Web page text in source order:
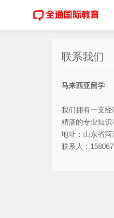
联系我们
马来西亚留学
我们拥有一支
精湛的专业知识
地址：山东省
联系人：